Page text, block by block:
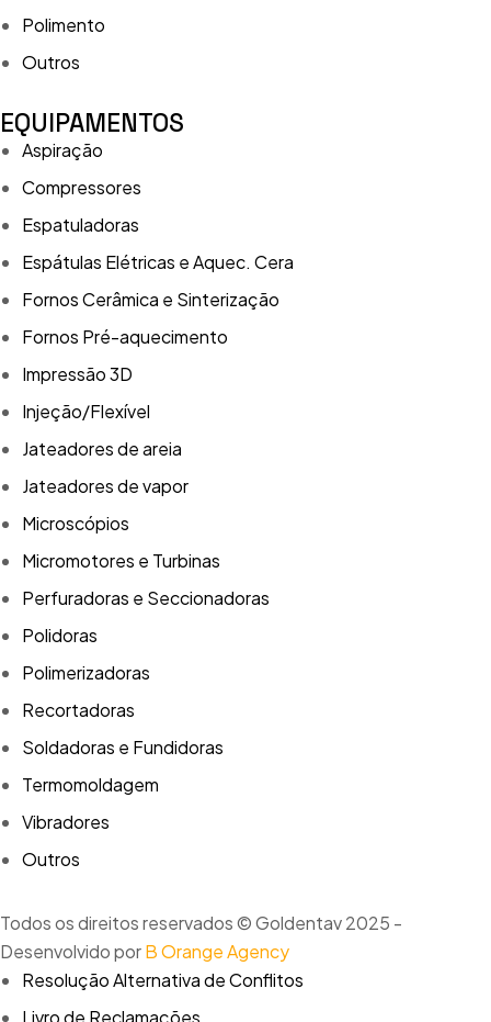
Polimento
Outros
EQUIPAMENTOS
Aspiração
Compressores
Espatuladoras
Espátulas Elétricas e Aquec. Cera
Fornos Cerâmica e Sinterização
Fornos Pré-aquecimento
Impressão 3D
Injeção/Flexível
Jateadores de areia
Jateadores de vapor
Microscópios
Micromotores e Turbinas
Perfuradoras e Seccionadoras
Polidoras
Polimerizadoras
Recortadoras
Soldadoras e Fundidoras
Termomoldagem
Vibradores
Outros
Todos os direitos reservados © Goldentav 2025 -
Desenvolvido porB Orange Agency
Resolução Alternativa de Conflitos
Livro de Reclamações